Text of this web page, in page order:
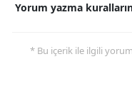
Yorum yazma
* Bu içerik ile ilgili